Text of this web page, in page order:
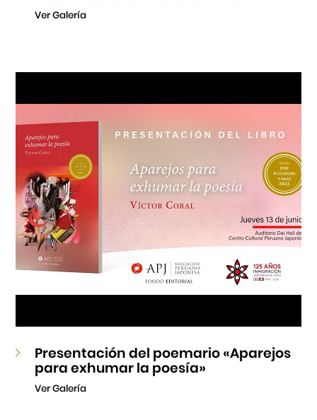
Ver Galería
Presentación del poemario «Aparejos
para exhumar la poesía»
Ver Galería